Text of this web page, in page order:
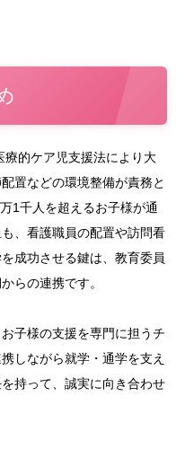
療的ケア児支援法により大
置などの環境整備が責務と
1千人を超えるお子様が通
、看護職員の配置や訪問看
成功させる鍵は、教育委員
らの連携です。
子様の支援を専門に担うチ
しながら就学・通学を支え
持って、誠実に向き合わせ